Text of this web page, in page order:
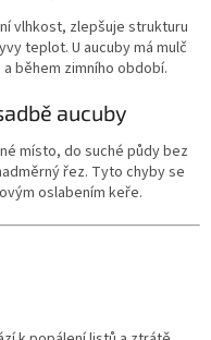
vlhkost, zlepšuje strukturu
teplot. U aucuby má mulč
během zimního období.
aucuby
místo, do suché půdy bez
řez. Tyto chyby se
oslabením keře.